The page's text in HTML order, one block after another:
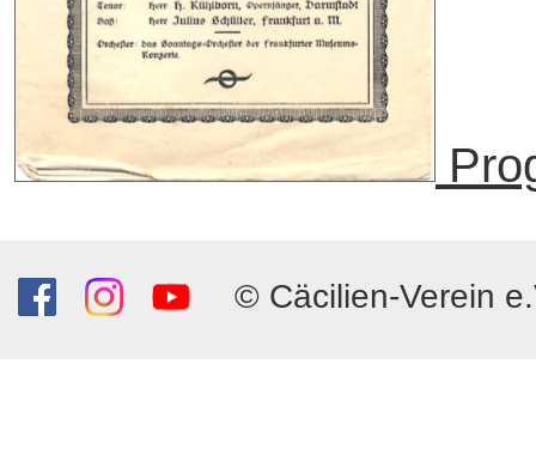
© Cäcilien-Verein